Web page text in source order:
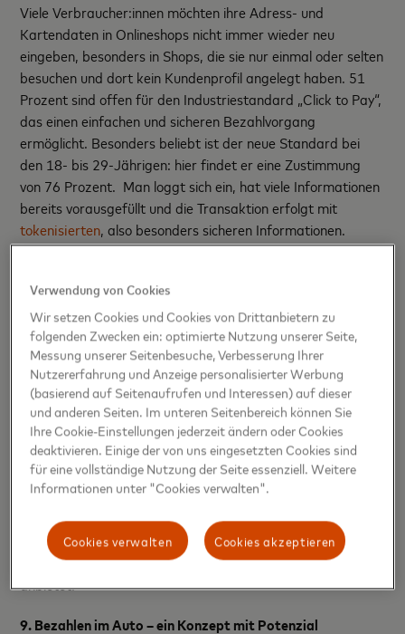
Viele Verbraucher:innen möchten ihre Adress- und
Kartendaten in Onlineshops nicht immer wieder neu
eingeben, besonders in Shops, die sie nur einmal oder selten
besuchen und dort kein Kundenprofil angelegt haben. 51
Prozent sind offen für den Industriestandard „Click to Pay“,
das einen einfachen und sicheren Bezahlvorgang
ermöglicht. Besonders beliebt ist der neue Standard bei
den 18- bis 29-Jährigen: hier findet er eine Zustimmung
von 76 Prozent. Man loggt sich ein, hat viele Informationen
bereits vorausgefüllt und die Transaktion erfolgt mit
tokenisierten, also besonders sicheren Informationen.
Fingerabdruck- oder Gesichtserkennung statt PIN? 40
Prozent der Befragten sehen darin eine besonders sichere
Bezahlmethode. Gleichzeitig empfinden es ebenso viele als
Vorteil, sich keine Passwörter mehr merken zu müssen.
8. Mehr Kontrolle über wiederkehrende Zahlungen
gewünscht
Abos und automatische Abbuchungen gehören heute zum
Alltag – doch Verbraucher:innen wünschen sich mehr
Transparenz. 71 Prozent fordern eine bessere Verwaltung
ihrer wiederkehrenden Zahlungen direkt im Online-Banking,
wie dies etwa Mastercard mit demAbonnementservice
anbietet.
9. Bezahlen im Auto – ein Konzept mit Potenzial
Verwendung von Cookies
Wir setzen Cookies und Cookies von Drittanbietern zu
folgenden Zwecken ein: optimierte Nutzung unserer Seite,
Messung unserer Seitenbesuche, Verbesserung Ihrer
Nutzererfahrung und Anzeige personalisierter Werbung
(basierend auf Seitenaufrufen und Interessen) auf dieser
und anderen Seiten. Im unteren Seitenbereich können Sie
Ihre Cookie-Einstellungen jederzeit ändern oder Cookies
deaktivieren. Einige der von uns eingesetzten Cookies sind
für eine vollständige Nutzung der Seite essenziell. Weitere
Informationen unter "Cookies verwalten".
Cookies akzeptieren
Cookies verwalten